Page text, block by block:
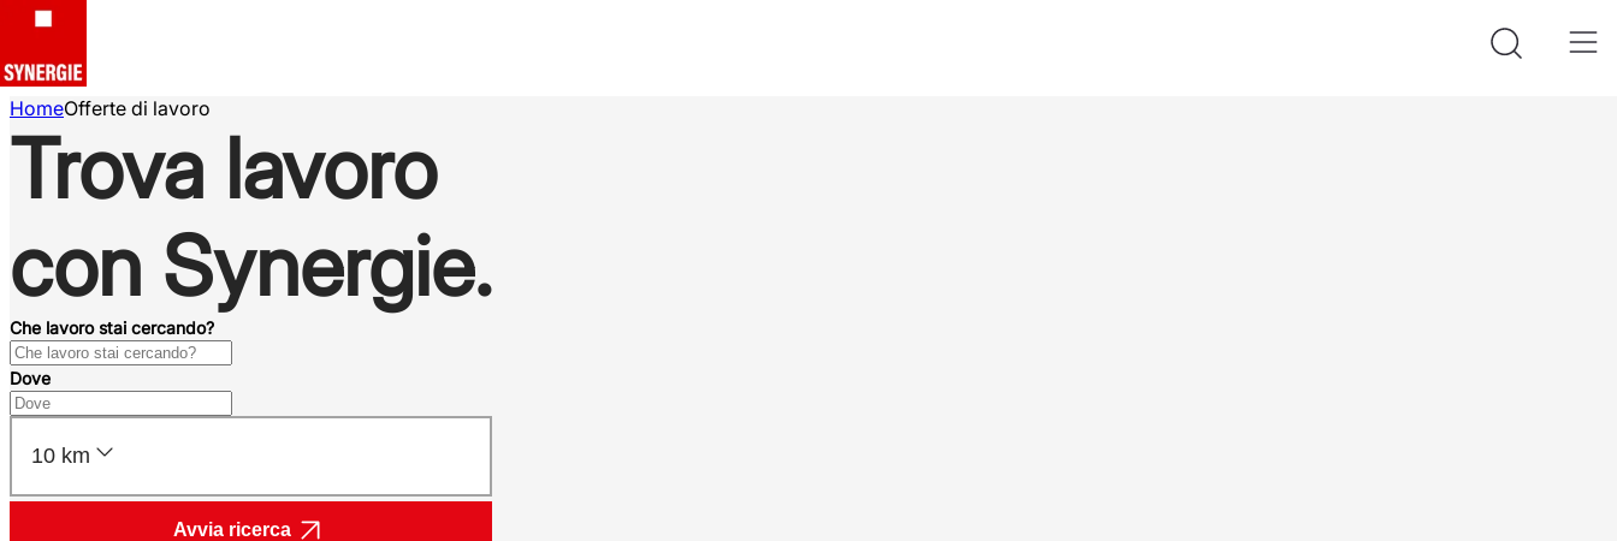
HomeOfferte di lavoro
Trova lavoro
con Synergie.
Che lavoro stai cercando?
Dove
10 km
Avvia ricerca